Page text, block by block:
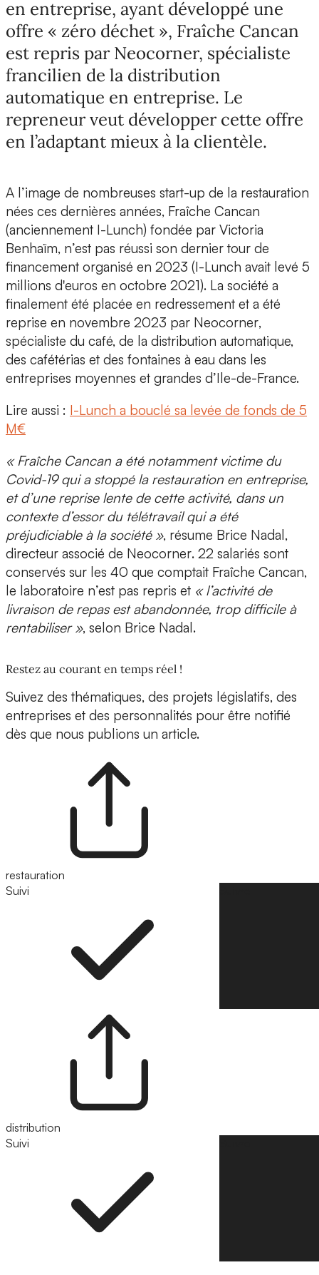
en entreprise, ayant développé une
offre « zéro déchet », Fraîche Cancan
est repris par Neocorner, spécialiste
francilien de la distribution
automatique en entreprise. Le
repreneur veut développer cette offre
en l’adaptant mieux à la clientèle.
A l’image de nombreuses start-up de la restauration
nées ces dernières années, Fraîche Cancan
(anciennement I-Lunch) fondée par Victoria
Benhaïm, n’est pas réussi son dernier tour de
financement organisé en 2023 (I-Lunch avait levé 5
millions d'euros en octobre 2021). La société a
finalement été placée en redressement et a été
reprise en novembre 2023 par Neocorner,
spécialiste du café, de la distribution automatique,
des cafétérias et des fontaines à eau dans les
entreprises moyennes et grandes d’Ile-de-France.
Lire aussi : I-Lunch a bouclé sa levée de fonds de 5
M€
« Fraîche Cancan a été notamment victime du
Covid-19 qui a stoppé la restauration en entreprise,
et d’une reprise lente de cette activité, dans un
contexte d’essor du télétravail qui a été
préjudiciable à la société », résume Brice Nadal,
directeur associé de Neocorner. 22 salariés sont
conservés sur les 40 que comptait Fraîche Cancan,
le laboratoire n’est pas repris et « l’activité de
livraison de repas est abandonnée, trop difficile à
rentabiliser », selon Brice Nadal.
Restez au courant en temps réel !
Suivez des thématiques, des projets législatifs, des
entreprises et des personnalités pour être notifié
dès que nous publions un article.
restauration
Suivi
distribution
Suivi